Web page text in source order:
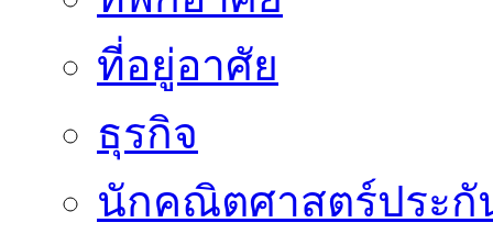
ที่อยู่อาศัย
ธุรกิจ
นักคณิตศาสตร์ประกั